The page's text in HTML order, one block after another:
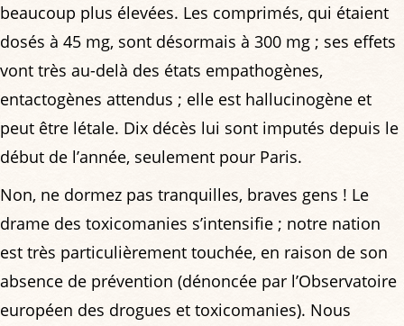
beaucoup plus élevées. Les comprimés, qui étaient
dosés à 45 mg, sont désormais à 300 mg ; ses effets
vont très au-delà des états empathogènes,
entactogènes attendus ; elle est hallucinogène et
peut être létale. Dix décès lui sont imputés depuis le
début de l’année, seulement pour Paris.
Non, ne dormez pas tranquilles, braves gens ! Le
drame des toxicomanies s’intensifie ; notre nation
est très particulièrement touchée, en raison de son
absence de prévention (dénoncée par l’Observatoire
européen des drogues et toxicomanies). Nous